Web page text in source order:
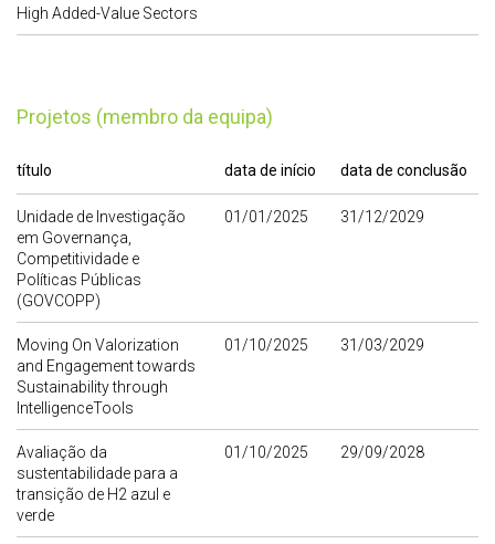
High Added-Value Sectors
Projetos (membro da equipa)
título data de início data de conclusão
Unidade de Investigação
em Governança,
Competitividade e
Políticas Públicas
(GOVCOPP)
01/01/2025 31/12/2029
Moving On Valorization
and Engagement towards
Sustainability through
IntelligenceTools
01/10/2025 31/03/2029
Avaliação da
sustentabilidade para a
transição de H2 azul e
verde
01/10/2025 29/09/2028